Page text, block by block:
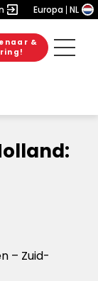
Europa NL
&
– Zuid-